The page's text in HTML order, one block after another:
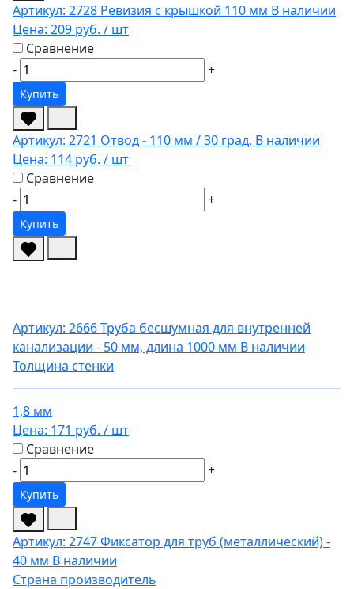
Артикул: 2728 Ревизия с крышкой 110 мм В наличии
Цена: 209 руб. / шт
Сравнение
-
+
Купить
Артикул: 2721 Отвод - 110 мм / 30 град. В наличии
Цена: 114 руб. / шт
Сравнение
-
+
Купить
Артикул: 2666Труба бесшумная для внутренней
канализации - 50 мм, длина 1000 мм В наличии
Толщина стенки
1,8 мм
Цена: 171 руб. / шт
Сравнение
-
+
Купить
Артикул: 2747Фиксатор для труб (металлический) -
40 мм В наличии
Страна производитель